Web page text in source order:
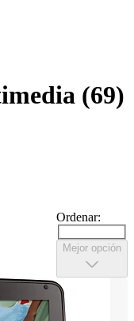
(69)
Ordenar:
Mejor opción